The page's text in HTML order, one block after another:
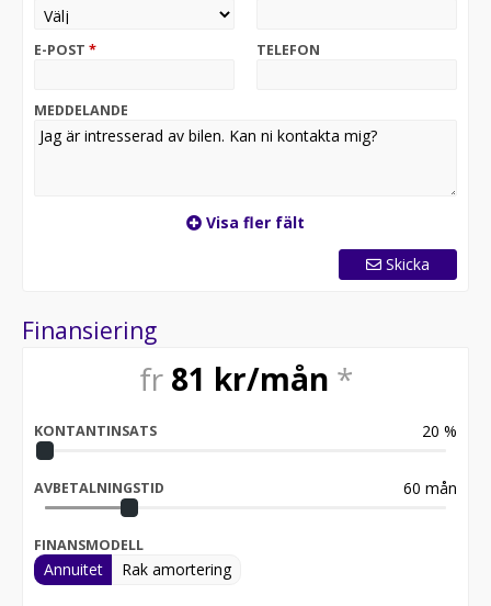
E-POST * TELEFON
MEDDELANDE
Visa fler fält
Skicka
Finansiering
fr 81 kr/mån *
KONTANTINSATS 20 %
AVBETALNINGSTID 60 mån
FINANSMODELL
Annuitet Rak amortering